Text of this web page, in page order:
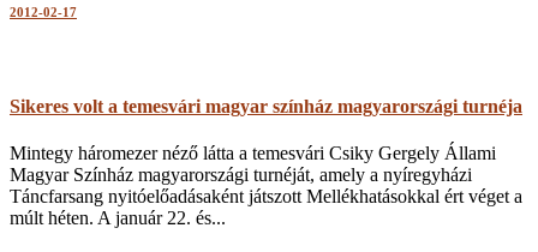
2012-02-17
Sikeres volt a temesvári magyar színház magyarországi turnéja
Mintegy háromezer néző látta a temesvári Csiky Gergely Állami
Magyar Színház magyarországi turnéját, amely a nyíregyházi
Táncfarsang nyitóelőadásaként játszott Mellékhatásokkal ért véget a
múlt héten. A január 22. és...